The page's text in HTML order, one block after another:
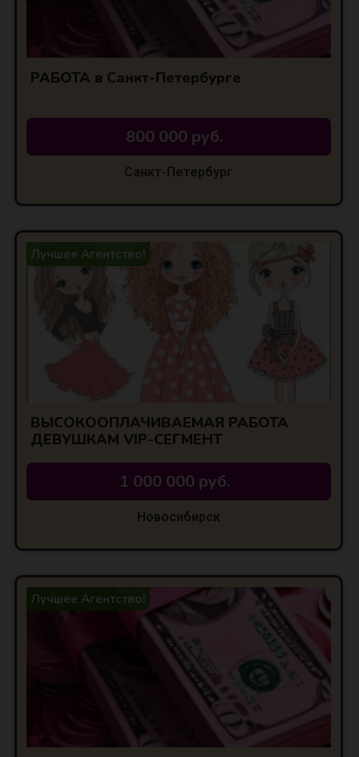
РАБОТА в Санкт-Петербурге
800 000 руб.
Санкт-Петербург
Лучшее Агентство!
ВЫСОКООПЛАЧИВАЕМАЯ РАБОТА
ДЕВУШКАМ VIP-СЕГМЕНТ
1 000 000 руб.
Новосибирск
Лучшее Агентство!